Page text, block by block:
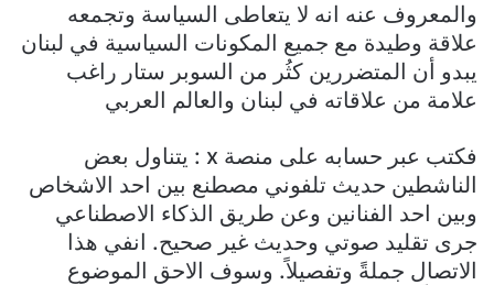
والمعروف عنه انه لا يتعاطى السياسة وتجمعه
علاقة وطيدة مع جميع المكونات السياسية في لبنان
يبدو أن المتضررين كثُر من السوبر ستار راغب
علامة من علاقاته في لبنان والعالم العربي
فكتب عبر حسابه على منصة x : يتناول بعض
الناشطين حديث تلفوني مصطنع بين احد الاشخاص
وبين احد الفنانين وعن طريق الذكاء الاصطناعي
جرى تقليد صوتي وحديث غير صحيح. انفي هذا
الاتصال جملةً وتفصيلاً. وسوف الاحق الموضوع